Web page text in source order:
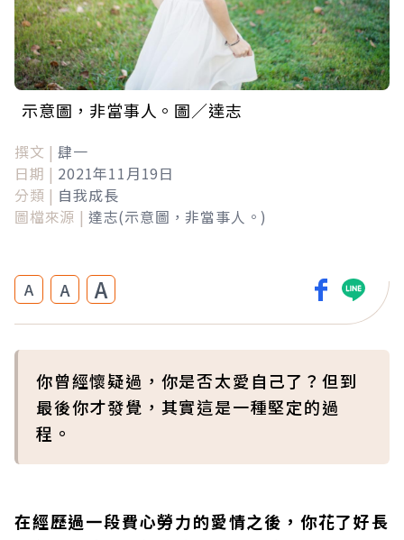
示意圖，非當事人。圖／達志
撰文 | 肆一
日期 | 2021年11月19日
分類 | 自我成長
圖檔來源 | 達志(示意圖，非當事人。)
A A A
你曾經懷疑過，你是否太愛自己了？但到
最後你才發覺，其實這是一種堅定的過
程。
在經歷過一段費心勞力的愛情之後，你花了好長